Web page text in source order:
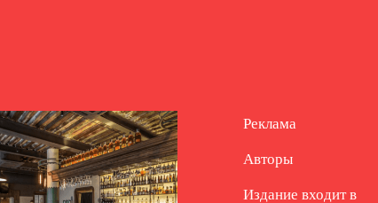
Реклама
Авторы
Издание входит в